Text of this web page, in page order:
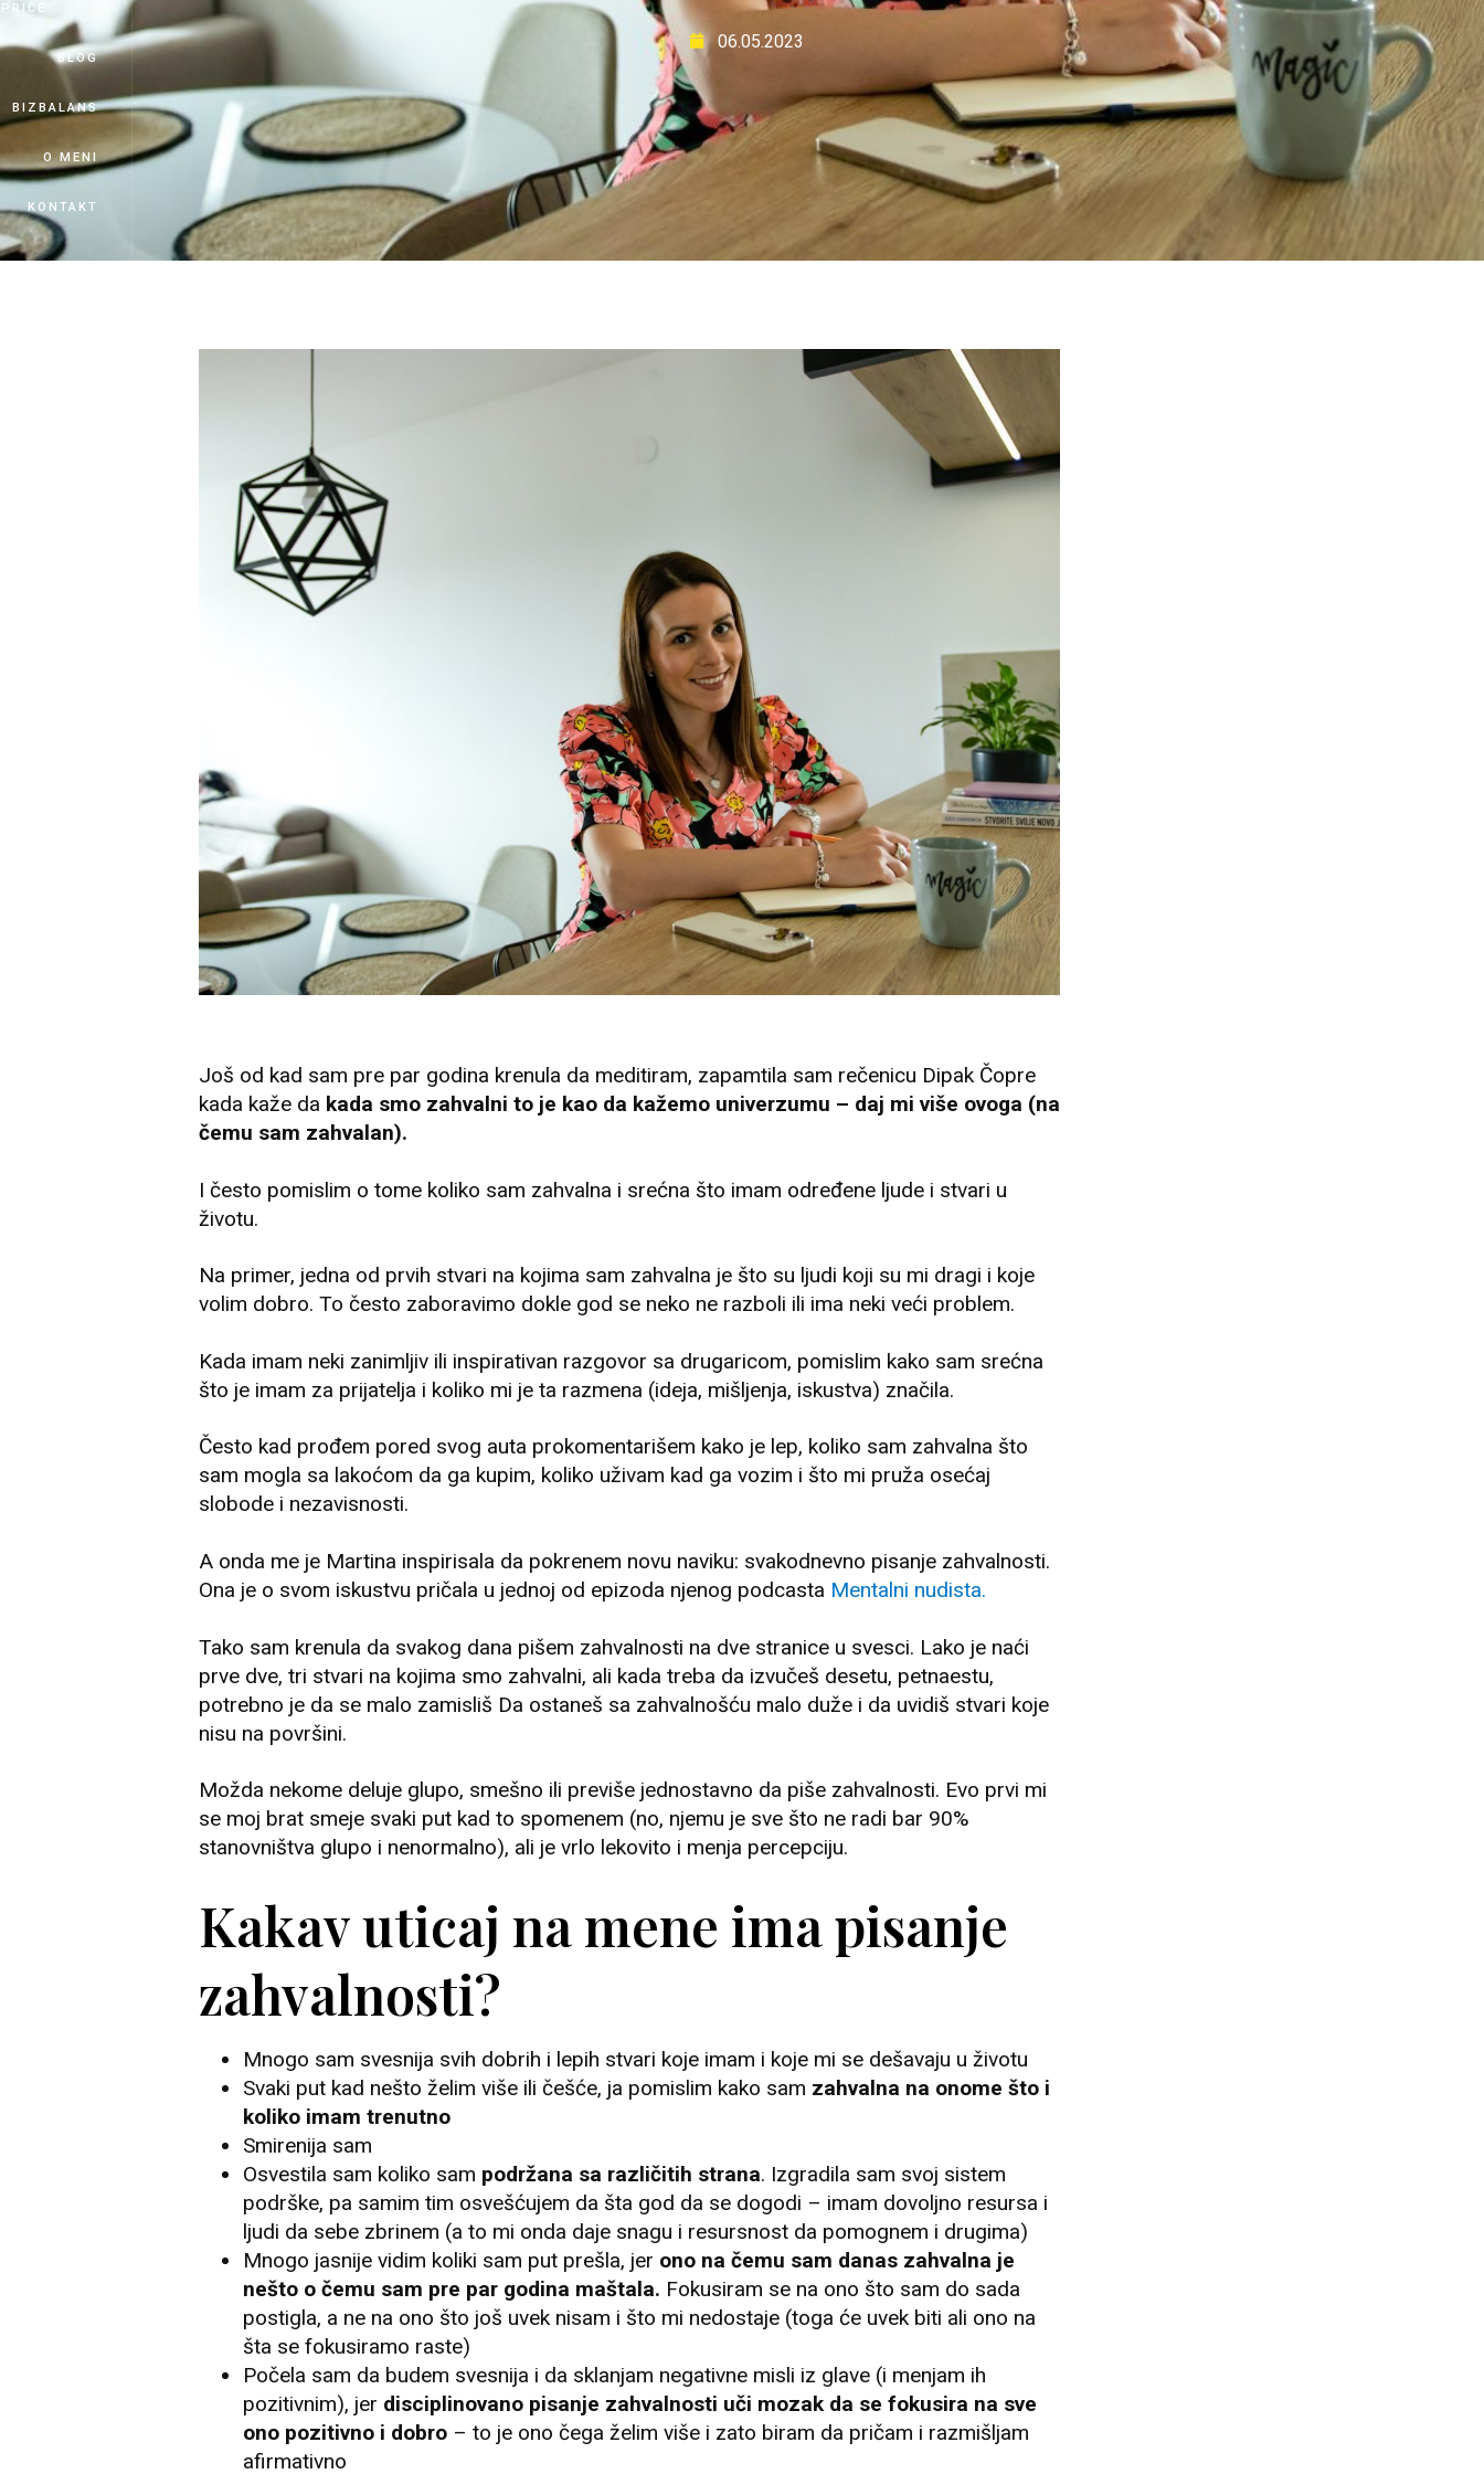
PRIČE
BLOG
BIZBALANS
O MENI
KONTAKT
06.05.2023
Još od kad sam pre par godina krenula da meditiram, zapamtila sam rečenicu Dipak Čopre
kada kaže da kada smo zahvalni to je kao da kažemo univerzumu – daj mi više ovoga (na
čemu sam zahvalan).
I često pomislim o tome koliko sam zahvalna i srećna što imam određene ljude i stvari u
životu.
Na primer, jedna od prvih stvari na kojima sam zahvalna je što su ljudi koji su mi dragi i koje
volim dobro. To često zaboravimo dokle god se neko ne razboli ili ima neki veći problem.
Kada imam neki zanimljiv ili inspirativan razgovor sa drugaricom, pomislim kako sam srećna
što je imam za prijatelja i koliko mi je ta razmena (ideja, mišljenja, iskustva) značila.
Često kad prođem pored svog auta prokomentarišem kako je lep, koliko sam zahvalna što
sam mogla sa lakoćom da ga kupim, koliko uživam kad ga vozim i što mi pruža osećaj
slobode i nezavisnosti.
A onda me je Martina inspirisala da pokrenem novu naviku: svakodnevno pisanje zahvalnosti.
Ona je o svom iskustvu pričala u jednoj od epizoda njenog podcasta Mentalni nudista.
Tako sam krenula da svakog dana pišem zahvalnosti na dve stranice u svesci. Lako je naći
prve dve, tri stvari na kojima smo zahvalni, ali kada treba da izvučeš desetu, petnaestu,
potrebno je da se malo zamisliš Da ostaneš sa zahvalnošću malo duže i da uvidiš stvari koje
nisu na površini.
Možda nekome deluje glupo, smešno ili previše jednostavno da piše zahvalnosti. Evo prvi mi
se moj brat smeje svaki put kad to spomenem (no, njemu je sve što ne radi bar 90%
stanovništva glupo i nenormalno), ali je vrlo lekovito i menja percepciju.
Kakav uticaj na mene ima pisanje
zahvalnosti?
Mnogo sam svesnija svih dobrih i lepih stvari koje imam i koje mi se dešavaju u životu
Svaki put kad nešto želim više ili češće, ja pomislim kako sam zahvalna na onome što i
koliko imam trenutno
Smirenija sam
Osvestila sam koliko sam podržana sa različitih strana. Izgradila sam svoj sistem
podrške, pa samim tim osvešćujem da šta god da se dogodi – imam dovoljno resursa i
ljudi da sebe zbrinem (a to mi onda daje snagu i resursnost da pomognem i drugima)
Mnogo jasnije vidim koliki sam put prešla, jer ono na čemu sam danas zahvalna je
nešto o čemu sam pre par godina maštala. Fokusiram se na ono što sam do sada
postigla, a ne na ono što još uvek nisam i što mi nedostaje (toga će uvek biti ali ono na
šta se fokusiramo raste)
Počela sam da budem svesnija i da sklanjam negativne misli iz glave (i menjam ih
pozitivnim), jer disciplinovano pisanje zahvalnosti uči mozak da se fokusira na sve
ono pozitivno i dobro – to je ono čega želim više i zato biram da pričam i razmišljam
afirmativno